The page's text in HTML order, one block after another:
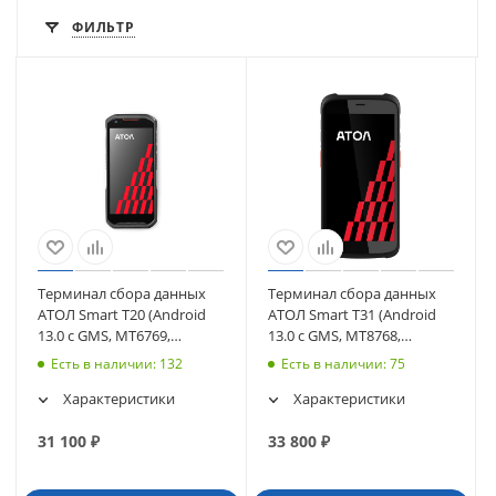
ФИЛЬТР
Терминал сбора данных
АТОЛ Smart T20 (Android
13.0 с GMS, MT6769,
6Gb/64Gb, Wi-Fi, BT, NFC)
Есть в наличии: 132
Характеристики
31 100 ₽
Терминал сбора данных
АТОЛ Smart T31 (Android
13.0 с GMS, MT8768,
4/64Gb) (61364)
Есть в наличии: 75
Характеристики
33 800₽